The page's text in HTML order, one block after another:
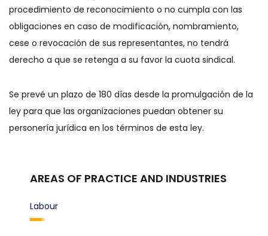
procedimiento de reconocimiento o no cumpla con las
obligaciones en caso de modificación, nombramiento,
cese o revocación de sus representantes, no tendrá
derecho a que se retenga a su favor la cuota sindical.
Se prevé un plazo de 180 días desde la promulgación de la
ley para que las organizaciones puedan obtener su
personería jurídica en los términos de esta ley.
AREAS OF PRACTICE AND INDUSTRIES
Labour